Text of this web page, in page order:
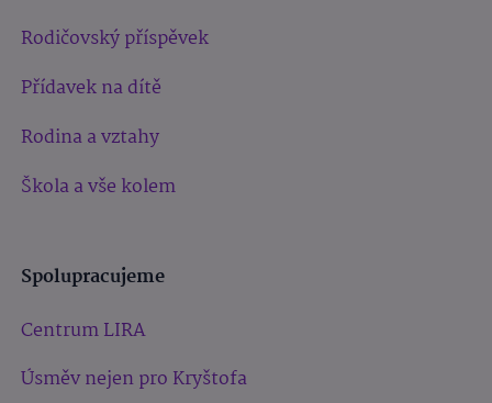
Rodičovský příspěvek
Přídavek na dítě
Rodina a vztahy
Škola a vše kolem
Spolupracujeme
Centrum LIRA
Úsměv nejen pro Kryštofa